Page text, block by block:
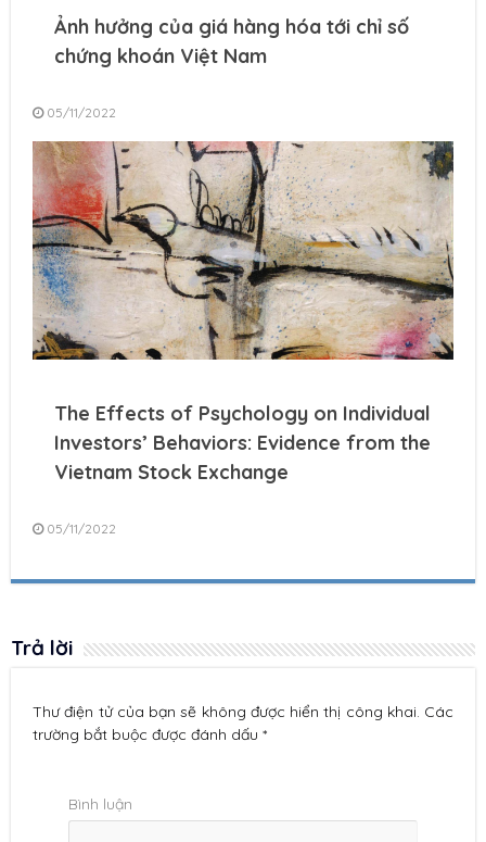
Ảnh hưởng của giá hàng hóa tới chỉ số
chứng khoán Việt Nam
05/11/2022
The Effects of Psychology on Individual
Investors’ Behaviors: Evidence from the
Vietnam Stock Exchange
05/11/2022
Trả lời
Thư điện tử của bạn sẽ không được hiển thị công khai. Các
trường bắt buộc được đánh dấu *
Bình luận